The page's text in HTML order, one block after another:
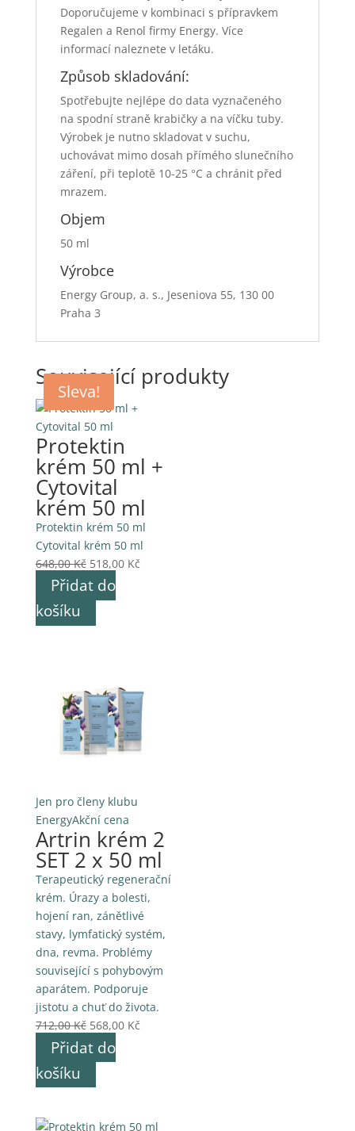
Doporučujeme v kombinaci s přípravkem
Regalen a Renol firmy Energy. Více
informací naleznete v letáku.
Způsob skladování:
Spotřebujte nejlépe do data vyznačeného
na spodní straně krabičky a na víčku tuby.
Výrobek je nutno skladovat v suchu,
uchovávat mimo dosah přímého slunečního
záření, při teplotě 10-25 °C a chránit před
mrazem.
Objem
50 ml
Výrobce
Energy Group, a. s., Jeseniova 55, 130 00
Praha 3
Související produkty
Sleva!
Protektin
krém 50 ml +
Cytovital
krém 50 ml
Protektin krém 50 ml
Cytovital krém 50 ml
648,00Kč Původní
cena
byla:
518,00 KčAktuální
Přidat do
košíku
Sleva!
Jen pro členy klubu
EnergyAkční cena
Artrin krém 2
SET 2 x 50 ml
Terapeutický regenerační
krém. Úrazy a bolesti,
hojení ran, zánětlivé
stavy, lymfatický systém,
dna, revma. Problémy
související s pohybovým
aparátem. Podporuje
jistotu a chuť do života.
712,00Kč Původní
cena
byla:
568,00 KčAktuální
Přidat do
košíku